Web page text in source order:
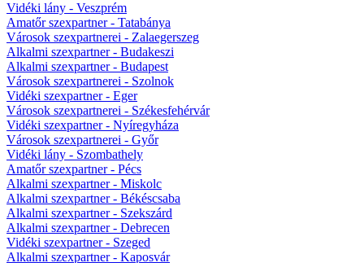
Vidéki lány - Veszprém
Amatőr szexpartner - Tatabánya
Városok szexpartnerei - Zalaegerszeg
Alkalmi szexpartner - Budakeszi
Alkalmi szexpartner - Budapest
Városok szexpartnerei - Szolnok
Vidéki szexpartner - Eger
Városok szexpartnerei - Székesfehérvár
Vidéki szexpartner - Nyíregyháza
Városok szexpartnerei - Győr
Vidéki lány - Szombathely
Amatőr szexpartner - Pécs
Alkalmi szexpartner - Miskolc
Alkalmi szexpartner - Békéscsaba
Alkalmi szexpartner - Szekszárd
Alkalmi szexpartner - Debrecen
Vidéki szexpartner - Szeged
Alkalmi szexpartner - Kaposvár